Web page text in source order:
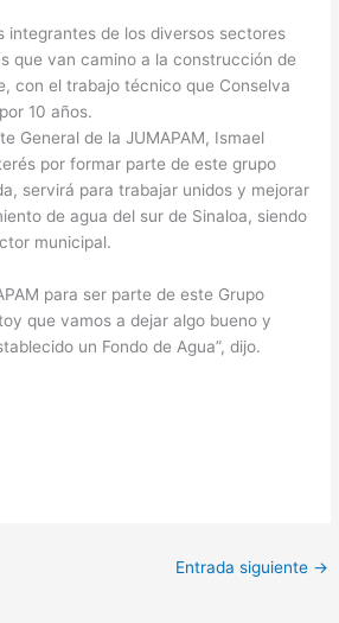
integrantes de los diversos sectores
que van camino a la construcción de
con el trabajo técnico que Conselva
10 años.
General de la JUMAPAM, Ismael
por formar parte de este grupo
servirá para trabajar unidos y mejorar
de agua del sur de Sinaloa, siendo
municipal.
para ser parte de este Grupo
que vamos a dejar algo bueno y
un Fondo de Agua”, dijo.
Entrada siguiente →